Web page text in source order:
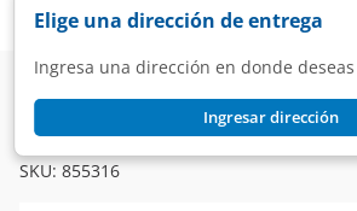
Elige una dirección de entrega
Ingresa una dirección en donde
Ingresar dirección
Farmacia Dermatología
Recoverón N Ungüento, 40 gr.
SKU: 855316